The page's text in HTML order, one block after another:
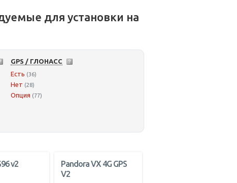
для установки на
GPS / ГЛОНАСС
Есть (36)
Нет (28)
Опция (77)
v2
Pandora VX 4G GPS
V2